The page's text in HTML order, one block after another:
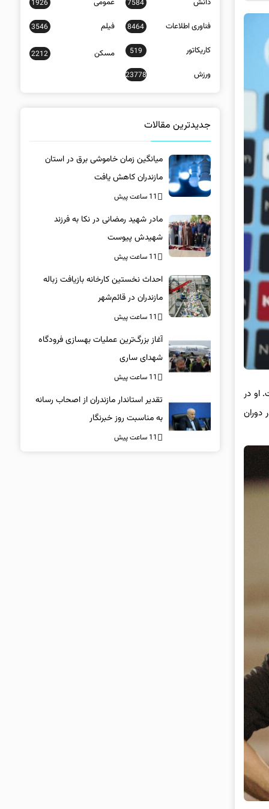
او در
دوران
7584
1926
فناوری اطلاعات 8464 فیلم 3546
کاریکاتور 519 مسکن 2212
ورزش 23778
جدیدترین مقالات
میانگین زمان خاموشی برق در استان
مازندران کاهش یافت
11 ساعت پیش
مادر شهید رمضانی در نکا به فرزند
شهیدش پیوست
11 ساعت پیش
احداث نخستین کارخانه بازیافت زباله
مازندران در قائم‌شهر
11 ساعت پیش
آغاز بزرگ‌ترین عملیات بهسازی فرودگاه
شهدای ساری
11 ساعت پیش
تقدیر استاندار مازندران از اصحاب رسانه
به مناسبت روز خبرنگار
11 ساعت پیش